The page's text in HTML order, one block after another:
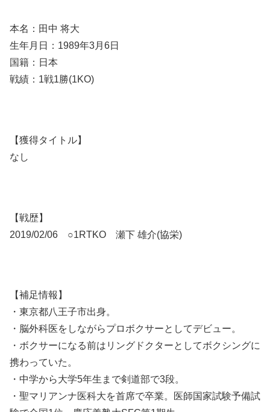
本名：田中 将大
生年月日：1989年3月6日
国籍：日本
戦績：1戦1勝(1KO)
【獲得タイトル】
なし
【戦歴】
2019/02/06 ○1RTKO 瀬下 雄介(協栄)
【補足情報】
・東京都八王子市出身。
・脳外科医をしながらプロボクサーとしてデビュー。
・ボクサーになる前はリングドクターとしてボクシングに
携わっていた。
・中学から大学5年生まで剣道部で3段。
・聖マリアンナ医科大を首席で卒業。医師国家試験予備試